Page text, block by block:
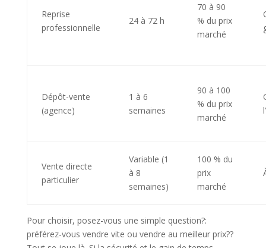
Reprise
professionnelle
24 à 72 h
70 à 90
% du prix
marché
Dépôt-vente
(agence)
1 à 6
semaines
90 à 100
% du prix
marché
Vente directe
particulier
Variable (1
à 8
semaines)
100 % du
prix
marché
Pour choisir, posez-vous une simple question?:
préférez-vous vendre vite ou vendre au meilleur prix??